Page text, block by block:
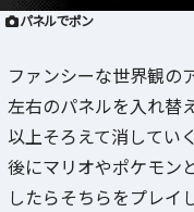
パネルでポン
ファンシーな世界観の
左右のパネルを入れ替
以上そろえて消してい
後にマリオやポケモン
したらそちらをプレイ